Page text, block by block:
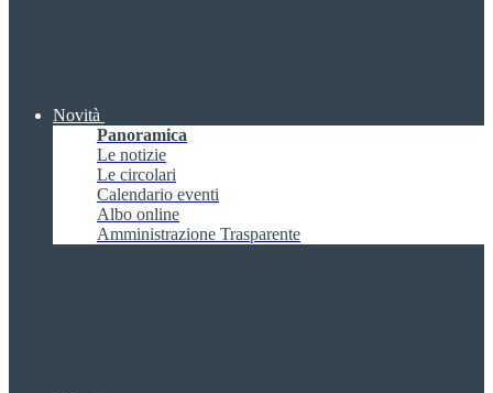
Novità
Panoramica
Le notizie
Le circolari
Calendario eventi
Albo online
Amministrazione Trasparente